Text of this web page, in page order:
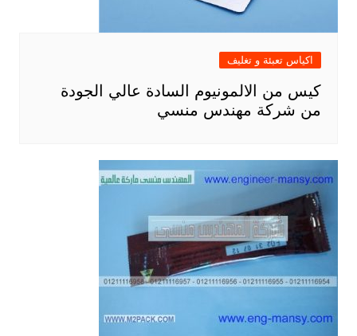
اكياس تعبئة و تغليف
كيس من الالمونيوم السادة عالي الجودة
من شركة مهندس منسي